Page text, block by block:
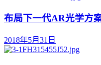
布局下一代AR光学方
2018年5月31日